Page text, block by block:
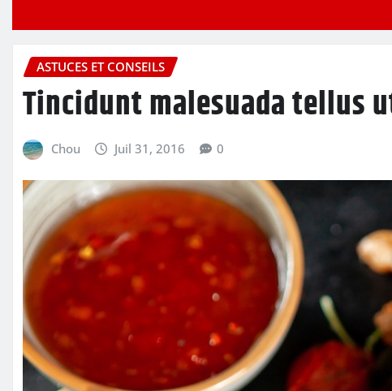
ASTUCES ET CONSEILS
Tincidunt malesuada tellus
Chou Juil 31, 2016 0